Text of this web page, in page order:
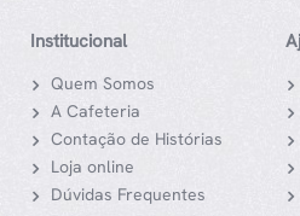
Institucional
Quem Somos
A Cafeteria
Contação de Histórias
Loja online
Dúvidas Frequentes